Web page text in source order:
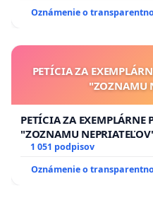
Oznámenie o
PETÍCIA ZA
"ZOZNAMU
PETÍCIA ZA EXEMPLÁRNE
"ZOZNAMU
1 051 podpisov
Oznámenie o